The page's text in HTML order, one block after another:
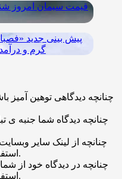
گرم و درآمد ۱۷.۷ همتی در نیمه دوم ۱۴۰۴
استفاده کرده باشید تایید نخواهد شد.
استفاده کرده باشید تایید نخواهد شد.